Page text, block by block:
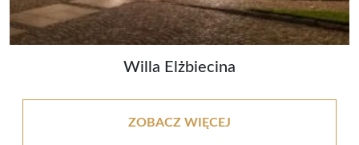
Willa Elżbiecina
ZOBACZ WIĘCEJ